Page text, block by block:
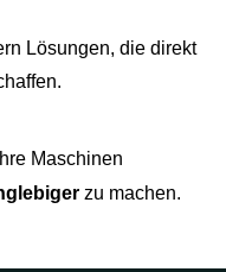
Lösungen, die direkt
Maschinen
zu machen.